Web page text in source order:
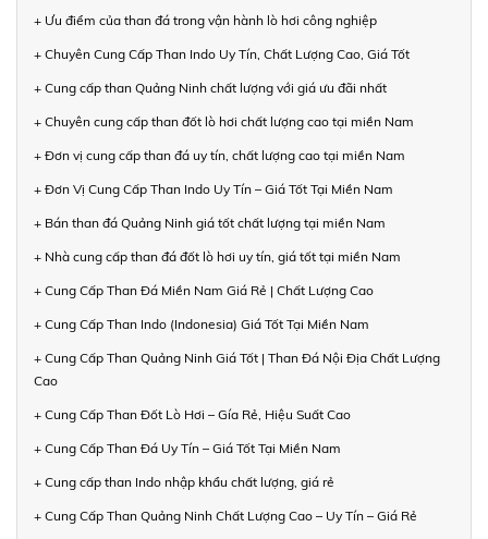
+ Ưu điểm của than đá trong vận hành lò hơi công nghiệp
+ Chuyên Cung Cấp Than Indo Uy Tín, Chất Lượng Cao, Giá Tốt
+ Cung cấp than Quảng Ninh chất lượng với giá ưu đãi nhất
+ Chuyên cung cấp than đốt lò hơi chất lượng cao tại miền Nam
+ Đơn vị cung cấp than đá uy tín, chất lượng cao tại miền Nam
+ Đơn Vị Cung Cấp Than Indo Uy Tín – Giá Tốt Tại Miền Nam
+ Bán than đá Quảng Ninh giá tốt chất lượng tại miền Nam
+ Nhà cung cấp than đá đốt lò hơi uy tín, giá tốt tại miền Nam
+ Cung Cấp Than Đá Miền Nam Giá Rẻ | Chất Lượng Cao
+ Cung Cấp Than Indo (Indonesia) Giá Tốt Tại Miền Nam
+ Cung Cấp Than Quảng Ninh Giá Tốt | Than Đá Nội Địa Chất Lượng
Cao
+ Cung Cấp Than Đốt Lò Hơi – Gía Rẻ, Hiệu Suất Cao
+ Cung Cấp Than Đá Uy Tín – Giá Tốt Tại Miền Nam
+ Cung cấp than Indo nhập khẩu chất lượng, giá rẻ
+ Cung Cấp Than Quảng Ninh Chất Lượng Cao – Uy Tín – Giá Rẻ